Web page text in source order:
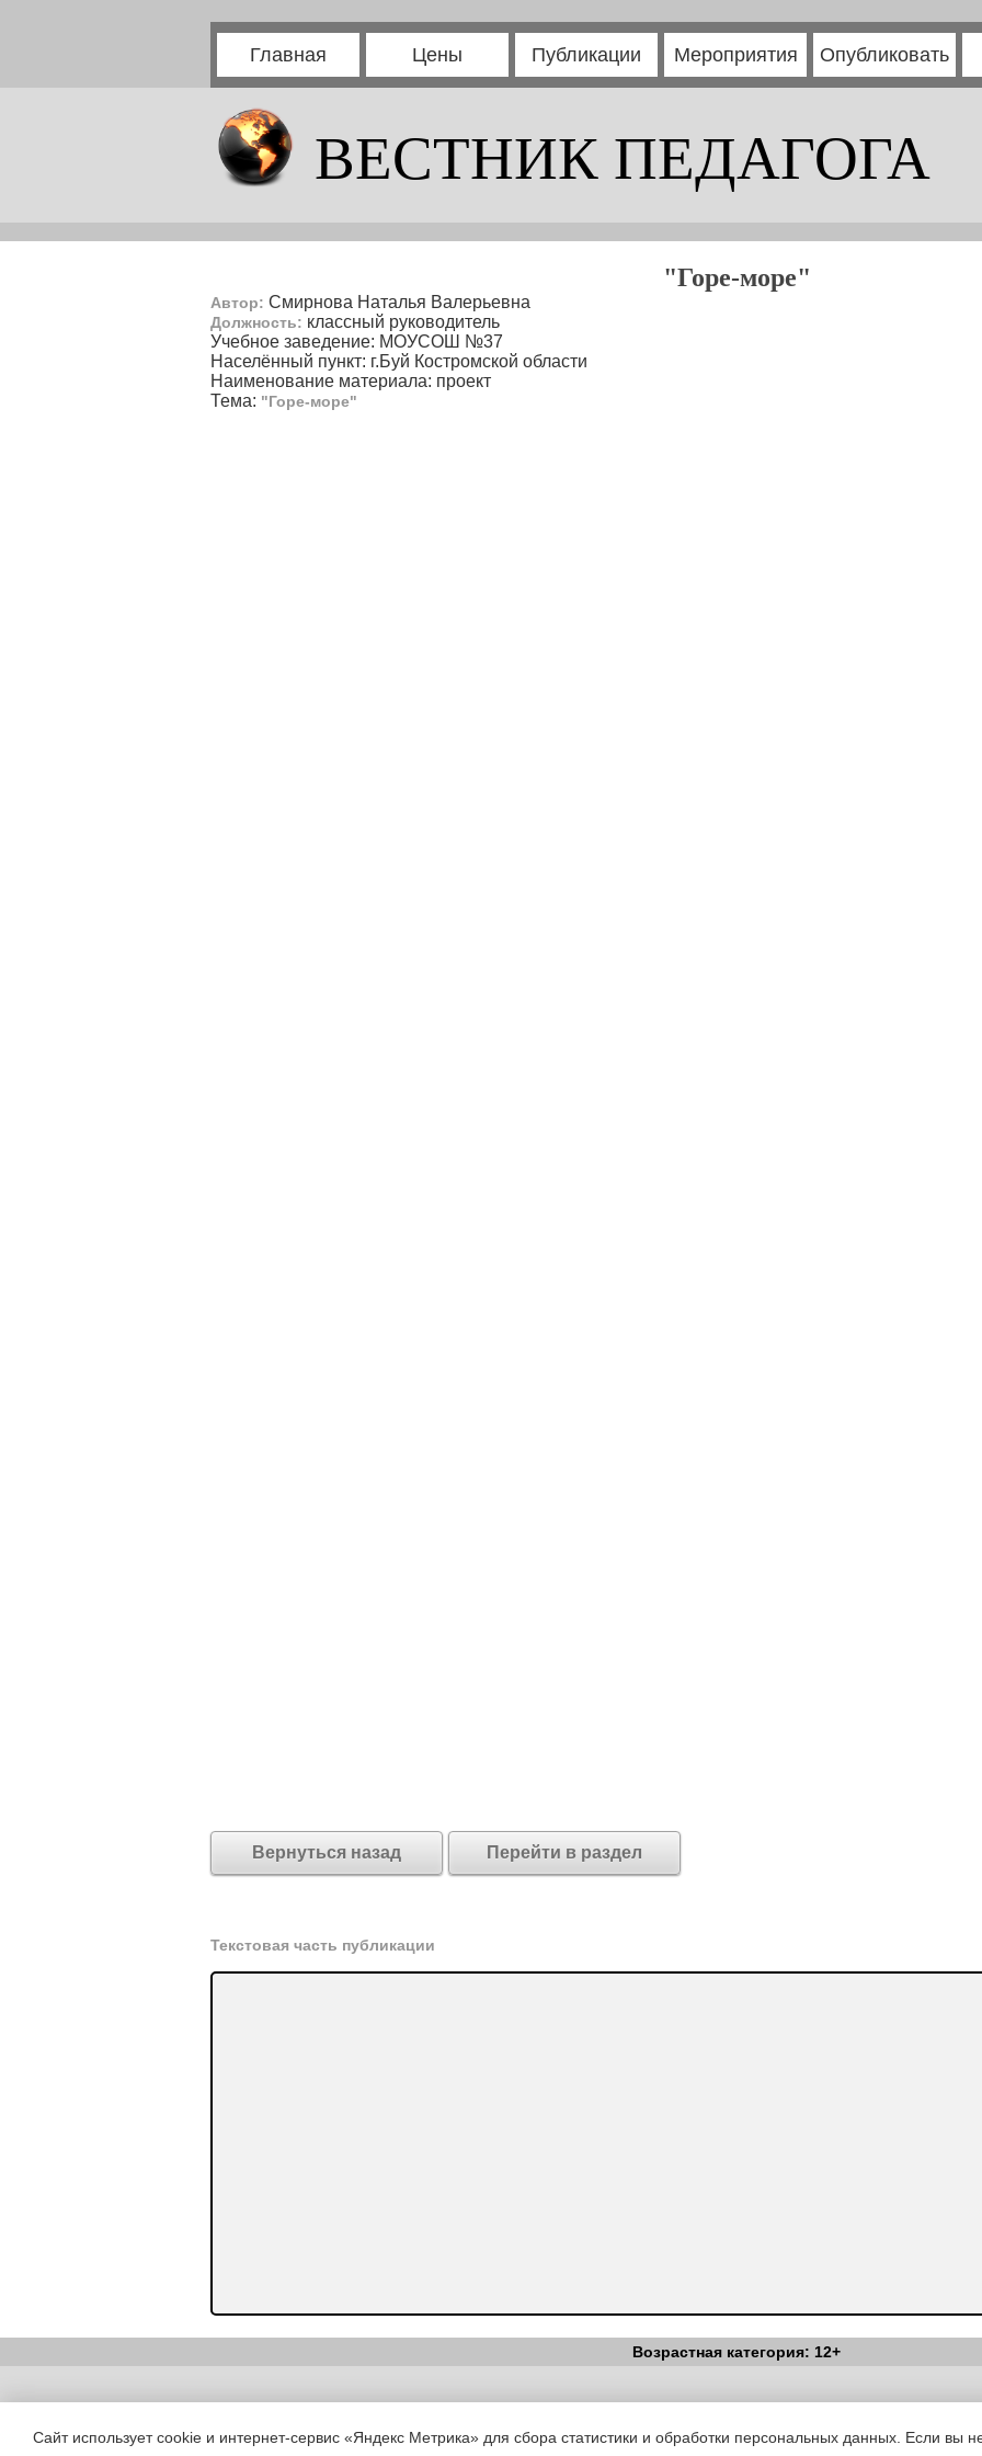
Главная Цены Публикации Мероприятия Опубликовать
ВЕСТНИК ПЕДАГОГА
"Горе-море"
Автор: Смирнова Наталья Валерьевна
Должность: классный руководитель
Учебное заведение: МОУСОШ №37
Населённый пункт: г.Буй Костромской области
Наименование материала: проект
Тема: "Горе-море"
Вернуться назад Перейти в раздел
Текстовая часть публикации
Возрастная категория: 12+
Copyright (c) |Вестник Педагога|Об издании|Условия|Политика
Сайт использует cookie и интернет-сервис «Яндекс Метрика» для сбора статистики и обработки персональных данных. Если вы